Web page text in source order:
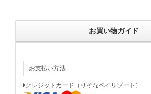
お買い物ガイド
お支払い方法
クレジットカード（りそなペイリゾート）